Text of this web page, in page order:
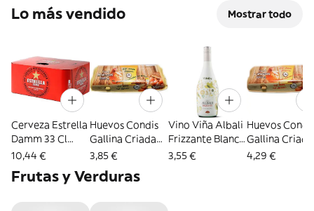
Lo más vendido Mostrar todo
Cerveza Estrella
Damm 33 Cl
Lata 12 Uds.
10,44 €
Huevos Condis
Gallina Criada
En Suelo M 12
3,85 €
Vino Viña Albali
Frizzante Blanco
75 Cl
3,55 €
Huevos
Gallina Criada
En Suelo L 12
4,29 €
Frutas y Verduras